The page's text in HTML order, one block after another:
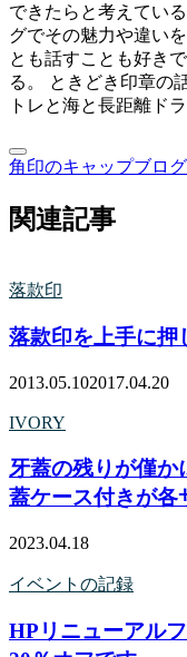
できたらと考えてい
グでその魅力や違い
とも話すことも好き
る。 ときどき印章の
トレと海と長距離ドラ
角印のキャップブロ
関連記事
落款印
落款印を上手に押
2013.05.102017.04.20
IVORY
牙蓋の残りが僅か
蓋ケース付きが各
2023.04.18
イベントの記録
HPリニューアル